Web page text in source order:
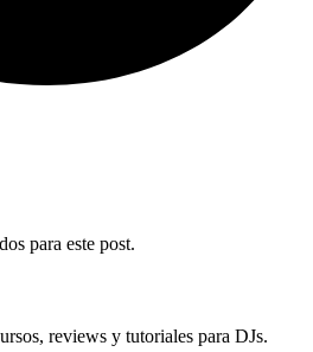
para este post.
reviews y tutoriales para DJs.